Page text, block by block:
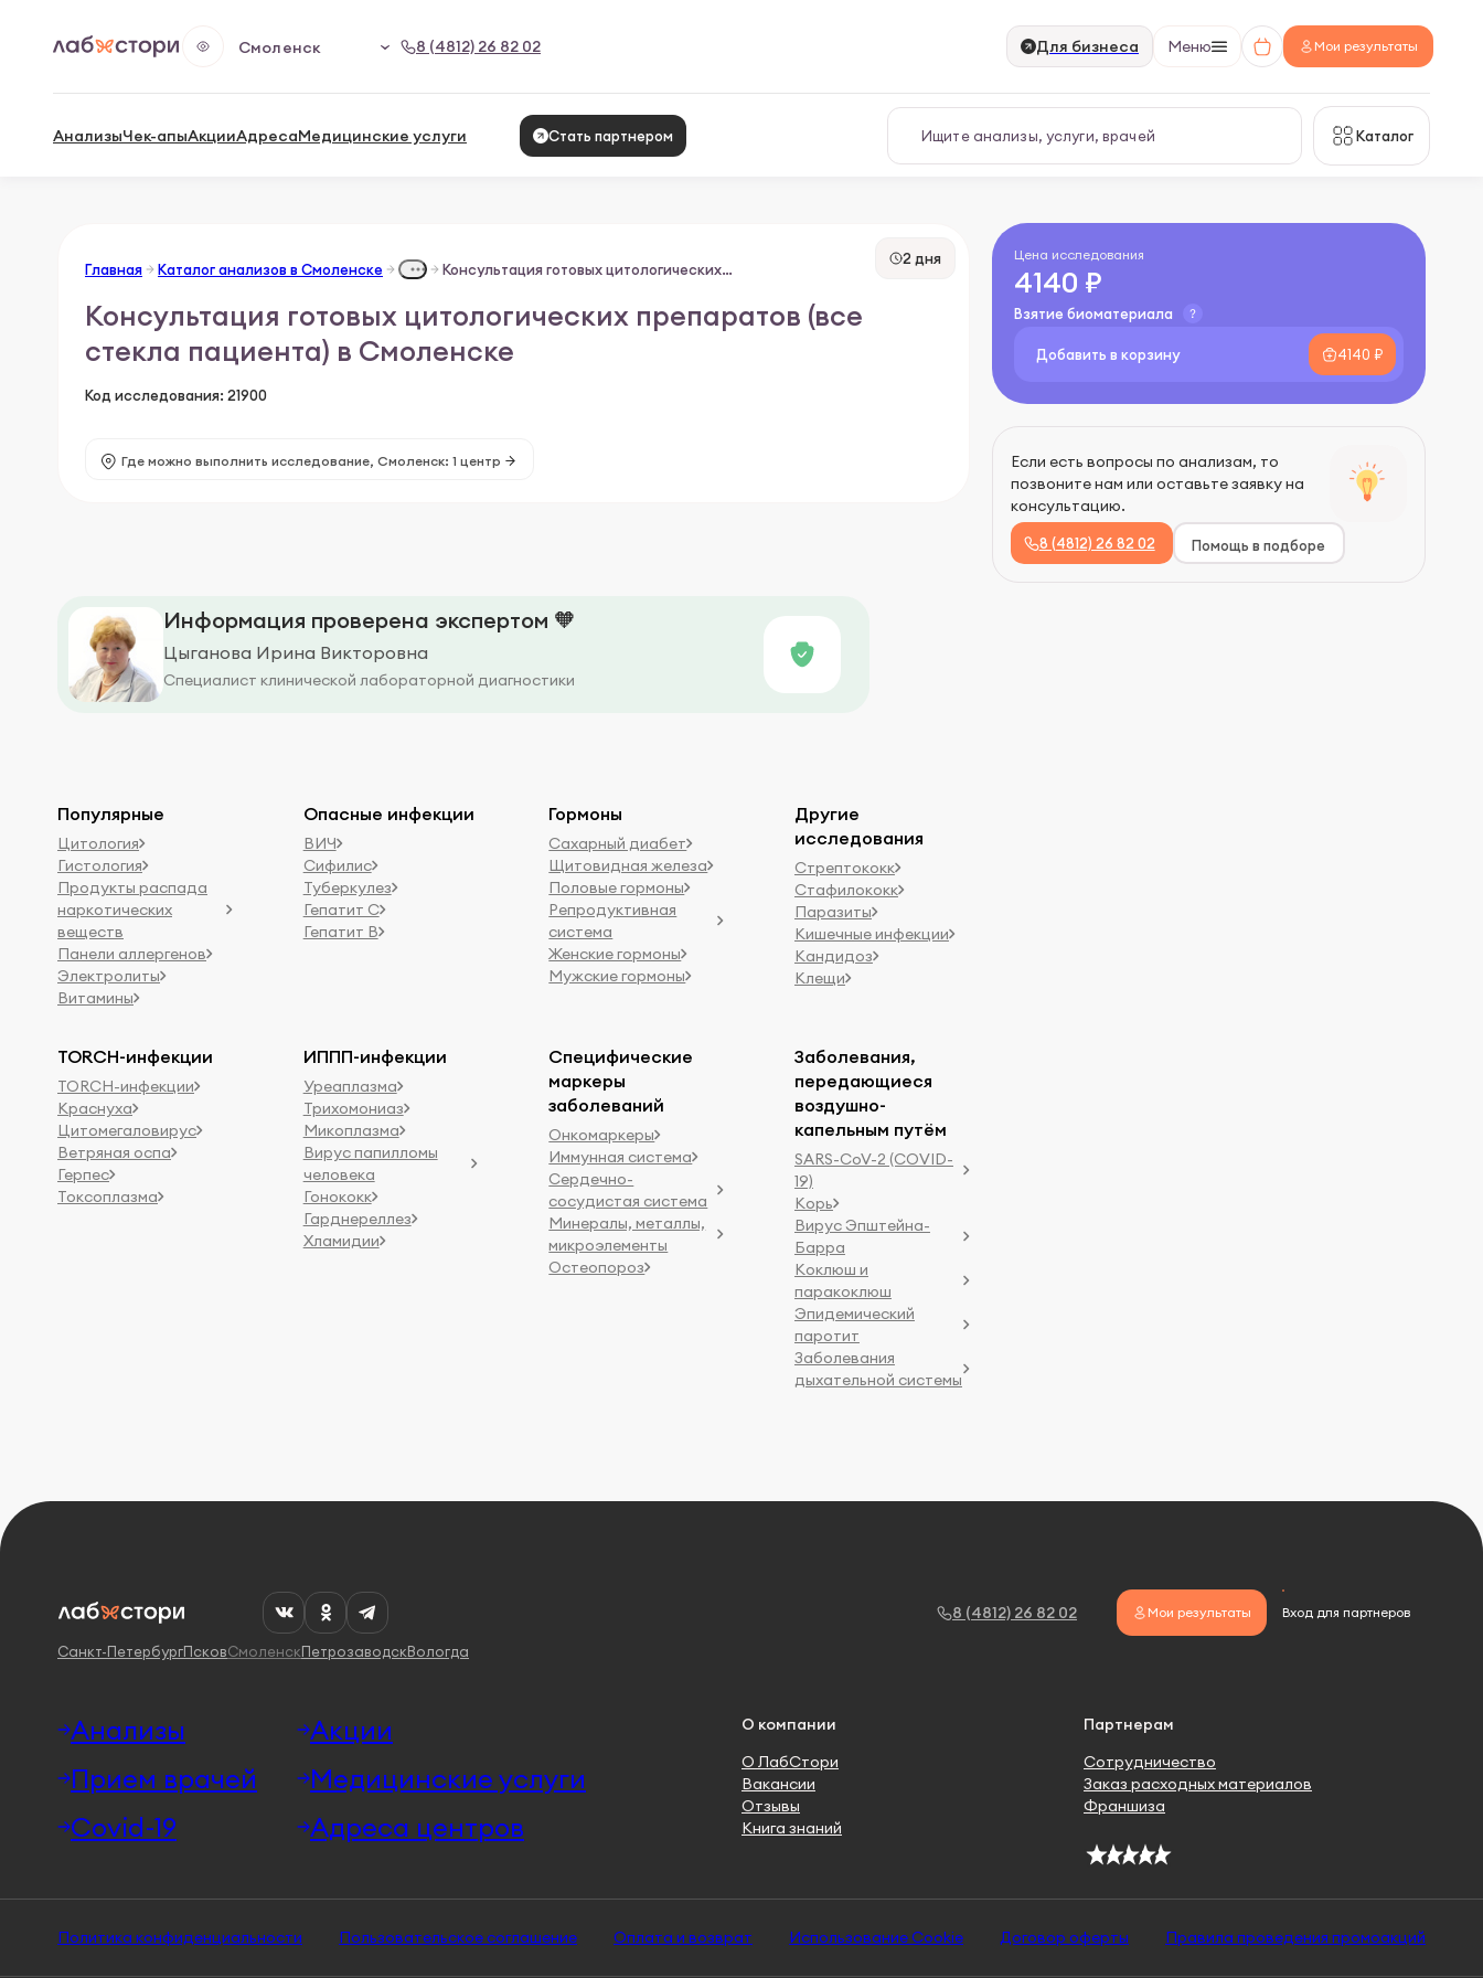
Смоленск 8 (4812) 26 82 02 Для бизнеса Меню Мои результаты
АнализыЧек-апыАкцииАдресаМедицинские услуги Стать партнером Каталог
2 дня
Главная Каталог анализов в Смоленске Консультация готовых цитологических препаратов (все стекла пациента)
Консультация готовых цитологических препаратов (все
стекла пациента) в Смоленске
Код исследования: 21900
Где можно выполнить исследование, Смоленск: 1 центр
Цена исследования
4140 ₽
Взятие биоматериала
Добавить в корзину 4140 ₽
Если есть вопросы по анализам, то
позвоните нам или оставьте заявку на
консультацию.
8 (4812) 26 82 02 Помощь в подборе
Информация проверена экспертом 🧡
Цыганова Ирина Викторовна
Специалист клинической лабораторной диагностики
Популярные
Цитология
Гистология
Продукты распада
наркотических
веществ
Панели аллергенов
Электролиты
Витамины
Опасные инфекции
ВИЧ
Сифилис
Туберкулез
Гепатит C
Гепатит B
Гормоны
Сахарный диабет
Щитовидная железа
Половые гормоны
Репродуктивная
система
Женские гормоны
Мужские гормоны
Другие
исследования
Стрептококк
Стафилококк
Паразиты
Кишечные инфекции
Кандидоз
Клещи
TORCH-инфекции
TORCH-инфекции
Краснуха
Цитомегаловирус
Ветряная оспа
Герпес
Токсоплазма
ИППП-инфекции
Уреаплазма
Трихомониаз
Микоплазма
Вирус папилломы
человека
Гонококк
Гарднереллез
Хламидии
Специфические
маркеры
заболеваний
Онкомаркеры
Иммунная система
Сердечно-
сосудистая система
Минералы, металлы,
микроэлементы
Остеопороз
Заболевания,
передающиеся
воздушно-
капельным путём
SARS-CoV-2 (COVID-
19)
Корь
Вирус Эпштейна-
Барра
Коклюш и
паракоклюш
Эпидемический
паротит
Заболевания
дыхательной системы
8 (4812) 26 82 02 Мои результаты Вход для партнеров
Санкт-ПетербургПсковСмоленскПетрозаводскВологда
Анализы
Акции
Прием врачей
Медицинские услуги
Covid-19
Адреса центров
О компании
О ЛабСтори
Вакансии
Отзывы
Книга знаний
Партнерам
Сотрудничество
Заказ расходных материалов
Франшиза
Политика конфиденциальности Пользовательское соглашение Оплата и возврат Использование Cookie Договор оферты Правила проведения промоакций